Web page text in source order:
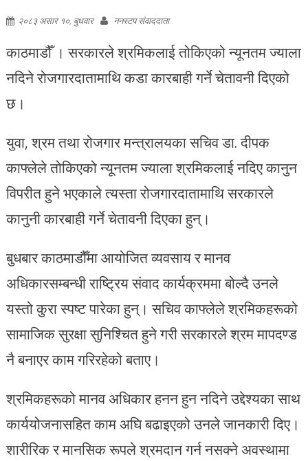
२०८३ असार १०, बुधवार ननस्टप संवाददाता
काठमाडौँ । सरकारले श्रमिकलाई तोकिएको न्यूनतम ज्याला
नदिने रोजगारदातामाथि कडा कारबाही गर्ने चेतावनी दिएको
छ।
युवा, श्रम तथा रोजगार मन्त्रालयका सचिव डा. दीपक
काफ्लेले तोकिएको न्यूनतम ज्याला श्रमिकलाई नदिए कानुन
विपरीत हुने भएकाले त्यस्ता रोजगारदातामाथि सरकारले
कानुनी कारबाही गर्ने चेतावनी दिएका हुन्।
बुधबार काठमाडौँमा आयोजित व्यवसाय र मानव
अधिकारसम्बन्धी राष्ट्रिय संवाद कार्यक्रममा बोल्दै उनले
यस्तो कुरा स्पष्ट पारेका हुन्। सचिव काफ्लेले श्रमिकहरूको
सामाजिक सुरक्षा सुनिश्चित हुने गरी सरकारले श्रम मापदण्ड
नै बनाएर काम गरिरहेको बताए।
श्रमिकहरूको मानव अधिकार हनन हुन नदिने उद्देश्यका साथ
कार्ययोजनासहित काम अघि बढाइएको उनले जानकारी दिए।
शारीरिक र मानसिक रूपले श्रमदान गर्न नसक्ने अवस्थामा